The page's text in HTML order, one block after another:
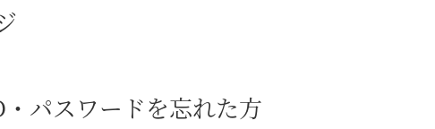
パスワードを忘れた方